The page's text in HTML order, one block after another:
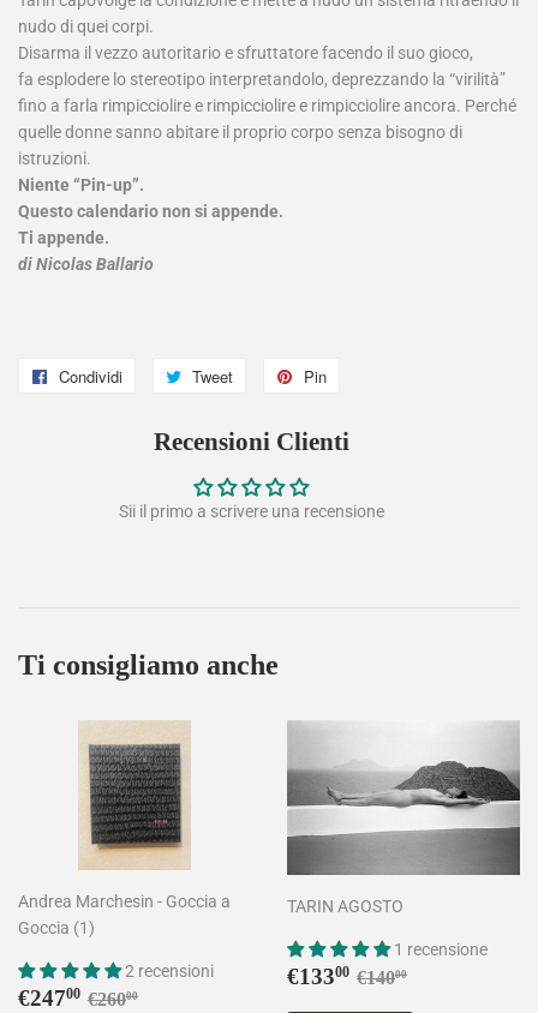
nudo di quei corpi.
Disarma il vezzo autoritario e sfruttatore facendo il suo gioco,
fa esplodere lo stereotipo interpretandolo, deprezzando la “virilità”
fino a farla rimpicciolire e rimpicciolire e rimpicciolire ancora. Perché
quelle donne sanno abitare il proprio corpo senza bisogno di
istruzioni.
Niente “Pin-up”.
Questo calendario non si appende.
Ti appende.
di Nicolas Ballario
Condividi
Condividi
Facebook
Tweet
Twitta
Twitter
Pin
Pinterest
Recensioni Clienti
Sii il primo a scrivere una recensione
Ti consigliamo anche
Andrea Marchesin - Goccia a
Goccia (1)
2 recensioni
Prezzo
€24700 €247,00
Prezzo di listino
€26000
TARIN AGOSTO
1 recensione
Prezzo
€13300 €133,00
Prezzo di listino
€14000